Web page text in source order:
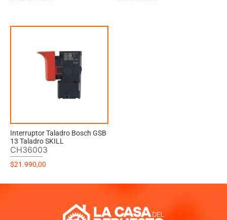
Interruptor Taladro Bosch GSB
13 Taladro SKILL
CH36003
$21.990,00